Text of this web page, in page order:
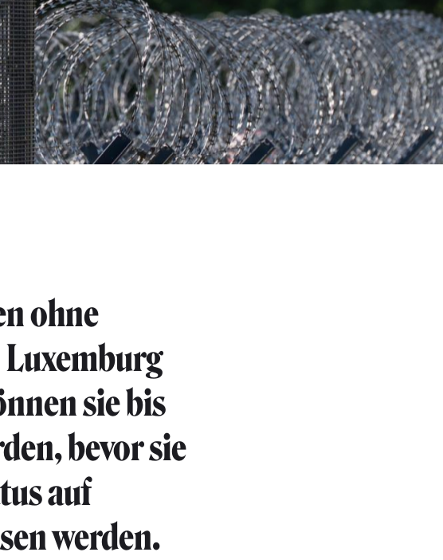
ohne
sie bis
bevor sie
auf
werden.